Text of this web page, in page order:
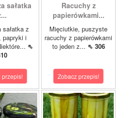
sałatka
sałatka z
papryki i
⇖
przepis!
Racuchy z
papierówkami...
Mięciutkie, puszyste
racuchy z papierówkami
to jeden z... ⇖ 306
Zobacz przepis!